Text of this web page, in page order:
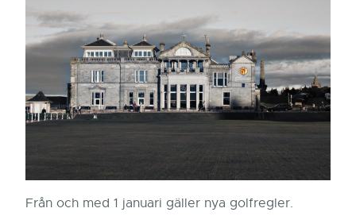
Från och med 1 januari gäller nya golfregler.